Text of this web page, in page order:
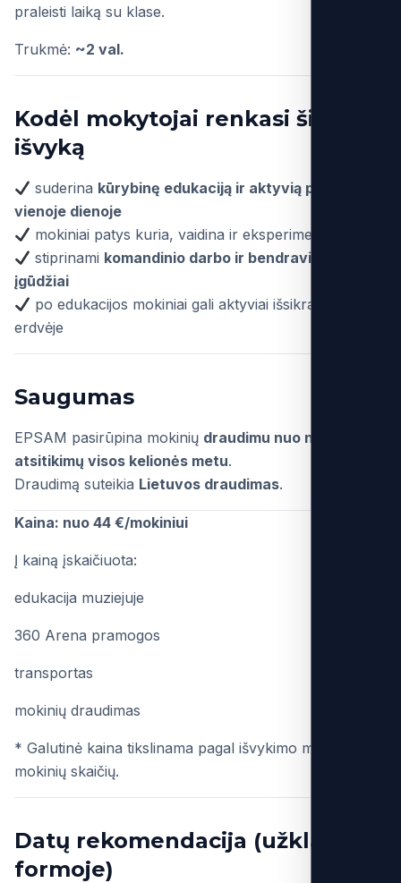
praleisti laiką su klase.
Trukmė: ~2 val.
Kodėl mokytojai renkasi šią
išvyką
suderina kūrybinę edukaciją ir aktyvią pramogą
vienoje dienoje
mokiniai patys kuria, vaidina ir eksperimentuoja
stiprinami komandinio darbo ir bendravimo
įgūdžiai
po edukacijos mokiniai gali aktyviai išsikrauti sporto
erdvėje
Saugumas
EPSAM pasirūpina mokinių draudimu nuo nelaimingų
atsitikimų visos kelionės metu.
Draudimą suteikia Lietuvos draudimas.
Kaina: nuo 44 €/mokiniui
Į kainą įskaičiuota:
edukacija muziejuje
360 Arena pramogos
transportas
mokinių draudimas
* Galutinė kaina tikslinama pagal išvykimo miestą ir
mokinių skaičių.
Datų rekomendacija (užklausos
formoje)